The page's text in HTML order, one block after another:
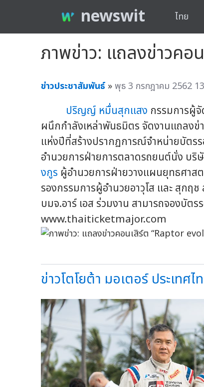
newswit ไทย
ภาพข่าว: แถลงข่าวคอ
ข่าวประชาสัมพันธ์ »พุธ 3 กรกฎาคม 2562
ปริญญ์ หมื่นสุกแสง กรรมการผู้
ผนึกกำลังเหล่าพันธมิตร จัดงานแถลง
แห่งปีที่สร้างปรากฏการณ์จำหน่ายบัตร
อำนวยการฝ่ายการตลาดรถยนต์นั่ง บริ
งกูร ผู้อำนวยการฝ่ายวางแผนยุทธศา
รองกรรมการผู้อำนวยอาวุโส และ สุกฤ
บมจ.อาร์ เอส ร่วมงาน สามารถจองบั
www.thaiticketmajor.com
ข่าวโตโยต้า มอเตอร์ ประเทศ